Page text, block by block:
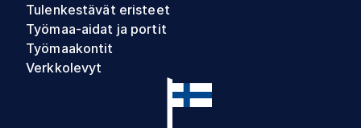
Tulenkestävät eristeet
Työmaa-aidat ja portit
Työmaakontit
Verkkolevyt